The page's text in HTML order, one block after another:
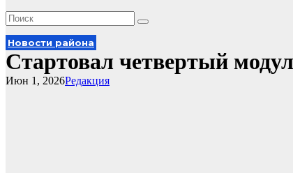
Новости района
Стартовал четвертый
Редакция
Июн 1, 2026